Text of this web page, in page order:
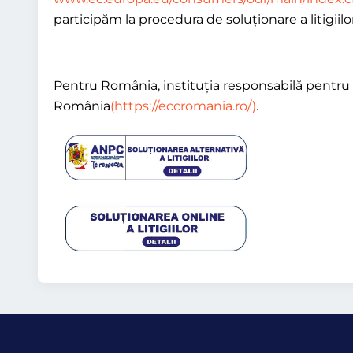
participăm la procedura de soluționare a
Pentru România, instituția responsabilă
România(https://eccromania.ro/).